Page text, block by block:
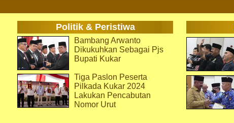
Politik & Peristiwa
Bambang Arwanto
Dikukuhkan Sebagai Pjs
Bupati Kukar
Tiga Paslon Peserta
Pilkada Kukar 2024
Lakukan Pencabutan
Nomor Urut